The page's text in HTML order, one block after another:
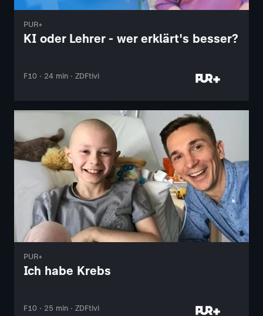
PUR+
KI oder Lehrer - wer erklärt's besser?
F10 · 24 min · ZDFtivi
PUR+
Ich habe Krebs
F10 · 25 min · ZDFtivi